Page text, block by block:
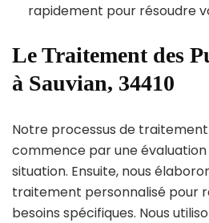
rapidement pour résoudre
Le Traitement des
à Sauvian, 34410
Notre processus de
commence par une
situation. Ensuite, nous
traitement personnalisé pour
besoins spécifiques. Nous